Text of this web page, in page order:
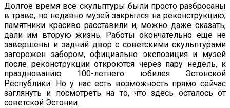
Долгое время все скульптуры были просто разбросаны
в траве, но недавно музей закрылся на реконструкцию,
памятники красиво расставили и, можно даже сказать,
дали им вторую жизнь. Работы окончательно еще не
завершены и задний двор с советскими скульптурами
загорожен забором, официально экспозиция и музей
после реконструкции откроются через пару недель, к
празднованию 100-летнего юбилея Эстонской
Республики. Но у нас есть возможность прямо сейчас
заглянуть и посмотреть на то, что здесь осталось от
советской Эстонии.